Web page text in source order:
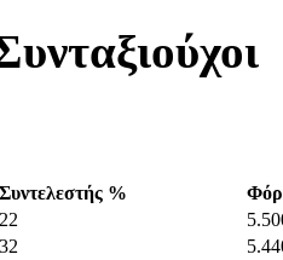
Συντελεστής %
22
32